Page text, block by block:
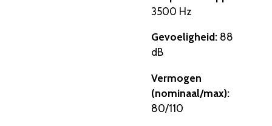
3500 Hz
Gevoeligheid: 88
dB
Vermogen
(nominaal/max):
80/110